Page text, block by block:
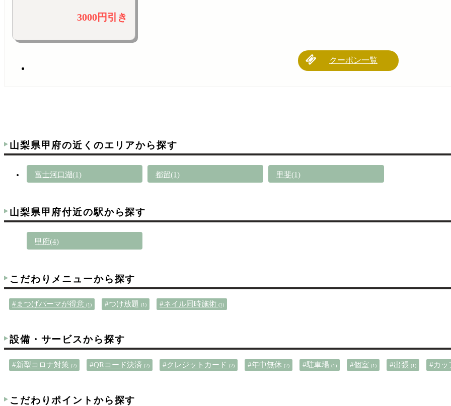
3000円引き
クーポン一覧
山梨県甲府の近くのエリアから探す
富士河口湖(1) 都留(1) 甲斐(1)
山梨県甲府付近の駅から探す
甲府(4)
こだわりメニューから探す
#まつげパーマが得意 (1) #つけ放題 (1) #ネイル同時施術 (1)
設備・サービスから探す
#新型コロナ対策 (2) #QRコード決済 (2) #クレジットカード (2) #年中無休 (2) #駐車場 (1) #個室 (1) #出張 (1) #カッ
こだわりポイントから探す